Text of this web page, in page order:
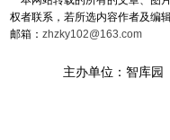
权者联系，若所选内容作者及编
邮箱： zhzky102@163.com
主办单位：智库